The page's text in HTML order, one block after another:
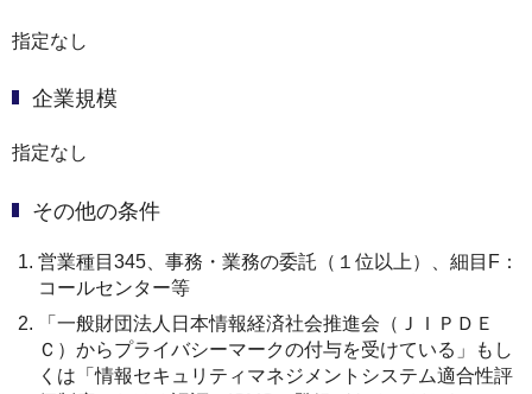
指定なし
企業規模
指定なし
その他の条件
営業種目345、事務・業務の委託（１位以上）、細目F：
コールセンター等
「一般財団法人日本情報経済社会推進会（ＪＩＰＤＥ
Ｃ）からプライバシーマークの付与を受けている」もし
くは「情報セキュリティマネジメントシステム適合性評